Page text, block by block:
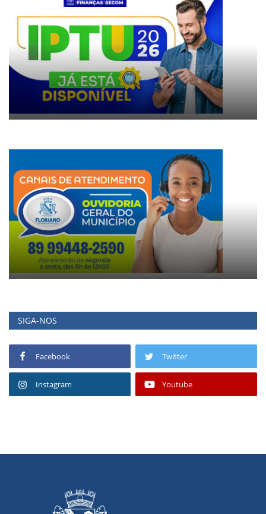
SIGA-NOS
Facebook Twitter
Instagram Youtube